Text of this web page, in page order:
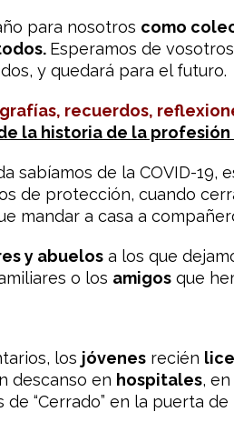
para nosotros como
Esperamos de
y quedará para el futuro.
recuerdos,
la historia de la
sabíamos de la COVID-19,
de protección, cuando
mandar a casa a
y abuelos a los que
o los amigos que
los jóvenes recién
descanso en hospitales, en
“Cerrado” en la puerta